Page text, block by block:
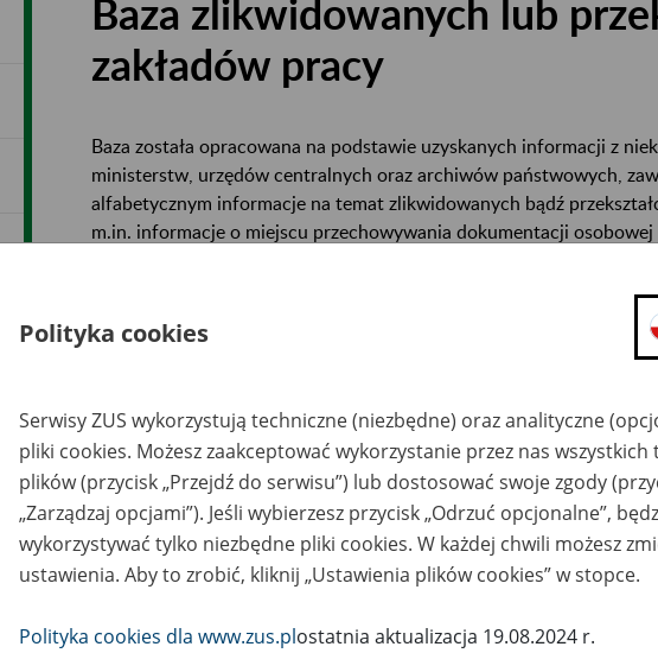
Baza zlikwidowanych lub
zakładów pracy
Baza została opracowana na podstawie uzyskanych informacji z
ministerstw, urzędów centralnych oraz archiwów państwowych,
alfabetycznym informacje na temat zlikwidowanych bądź
m.in. informacje o miejscu przechowywania dokumentacji osobowej
Nazwa zakładu pracy:
Wszystkie uwagi można przesyłać poprzezformularz
Ukryj wszystkie pozycje bazy
Polityka cookies
Serwisy ZUS wykorzystują techniczne (niezbędne) oraz analityczne
pliki cookies. Możesz zaakceptować wykorzystanie przez nas wszystkich
plików (przycisk „Przejdź do serwisu”) lub dostosować swoje zgody
„Zarządzaj opcjami”). Jeśli wybierzesz przycisk „Odrzuć opcjonalne”,
wykorzystywać tylko niezbędne pliki cookies. W każdej chwili możesz
ustawienia. Aby to zrobić, kliknij „Ustawienia plików cookies” w stopce.
Polityka cookies dla www.zus.plostatnia aktualizacja 19.08.2024 r.